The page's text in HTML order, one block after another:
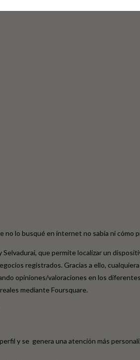
lo busqué en internet no sabía ni cómo
que permite localizar un
registrados. Gracias a ello,
en los diferentes
mediante Foursquare.
y se genera una atención más